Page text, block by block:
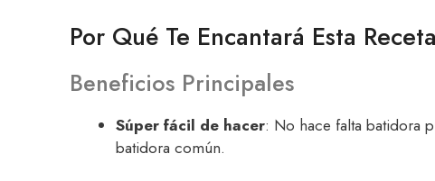
Por Qué Te Encantará Esta Receta
Beneficios Principales
Súper fácil de hacer: No hace falta batidora
batidora común.